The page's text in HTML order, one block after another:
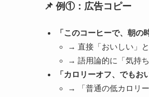
📌 例①：広告コピー
「このコーヒーで、朝の
→ 直接「おいしい」
→ 語用論的に「気持
「カロリーオフ、でもお
→ 「普通の低カロリ